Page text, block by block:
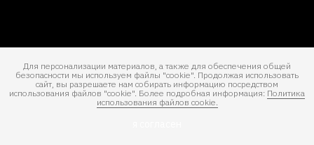
Для персонализации материалов, а также для обеспечения общей
безопасности мы используем файлы "cookie". Продолжая использовать
сайт, вы разрешаете нам собирать информацию посредством
использования файлов "cookie". Более подробная информация: Политика
использования файлов cookie.